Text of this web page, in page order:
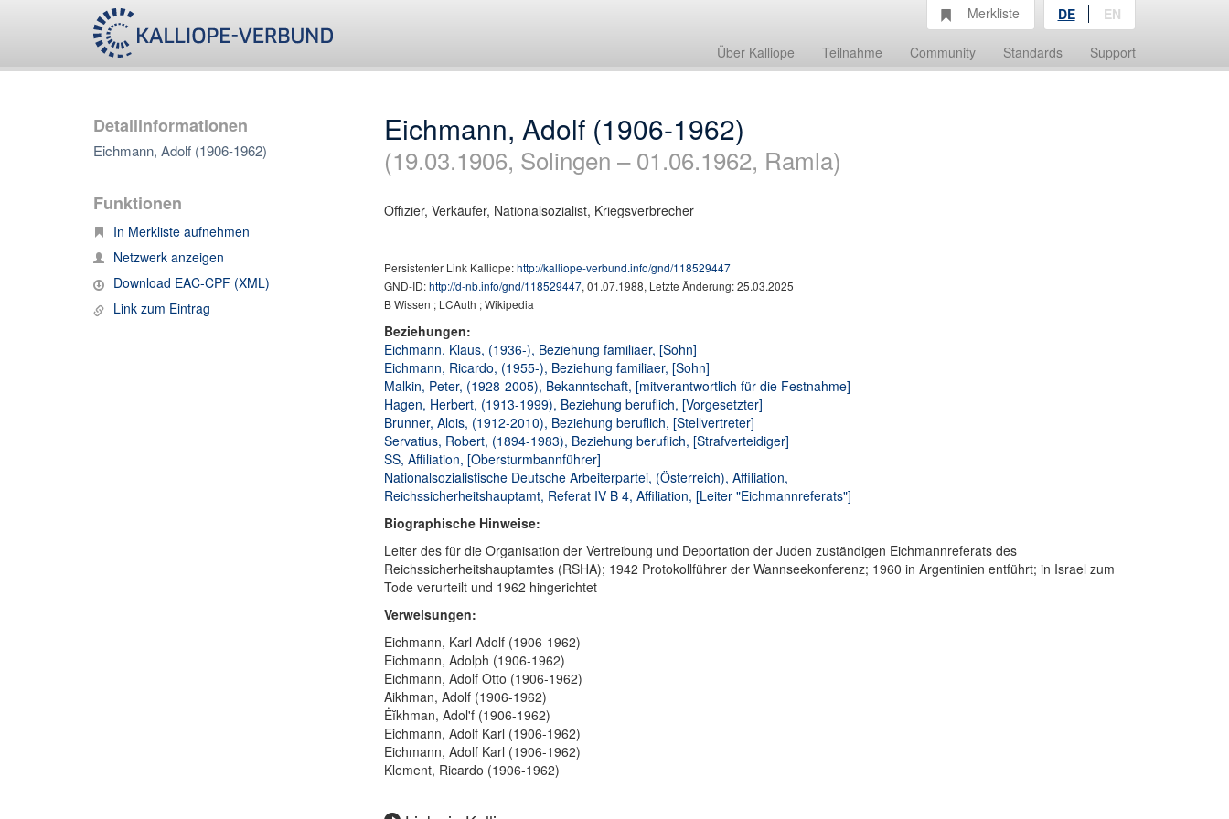
Über Kalliope Teilnahme Community Standards Support
Merkliste DE EN
Detailinformationen
Eichmann, Adolf (1906-1962)
Funktionen
In Merkliste aufnehmen
Netzwerk anzeigen
Download EAC-CPF (XML)
Link zum Eintrag
Eichmann, Adolf (1906-1962)
(19.03.1906, Solingen – 01.06.1962, Ramla)
Offizier, Verkäufer, Nationalsozialist, Kriegsverbrecher
Persistenter Link Kalliope:http://kalliope-verbund.info/gnd/118529447
GND-ID:http://d-nb.info/gnd/118529447, 01.07.1988, Letzte Änderung: 25.03.2025
B Wissen ; LCAuth ; Wikipedia
Beziehungen:
Eichmann, Klaus, (1936-), Beziehung familiaer, [Sohn]
Eichmann, Ricardo, (1955-), Beziehung familiaer, [Sohn]
Malkin, Peter, (1928-2005), Bekanntschaft, [mitverantwortlich für die Festnahme]
Hagen, Herbert, (1913-1999), Beziehung beruflich, [Vorgesetzter]
Brunner, Alois, (1912-2010), Beziehung beruflich, [Stellvertreter]
Servatius, Robert, (1894-1983), Beziehung beruflich, [Strafverteidiger]
SS, Affiliation, [Obersturmbannführer]
Nationalsozialistische Deutsche Arbeiterpartei, (Österreich), Affiliation,
Reichssicherheitshauptamt, Referat IV B 4, Affiliation, [Leiter "Eichmannreferats"]
Biographische Hinweise:
Leiter des für die Organisation der Vertreibung und Deportation der Juden zuständigen Eichmannreferats des
Reichssicherheitshauptamtes (RSHA); 1942 Protokollführer der Wannseekonferenz; 1960 in Argentinien entführt; in Israel zum
Tode verurteilt und 1962 hingerichtet
Verweisungen:
Eichmann, Karl Adolf (1906-1962)
Eichmann, Adolph (1906-1962)
Eichmann, Adolf Otto (1906-1962)
Aikhman, Adolf (1906-1962)
Ėĭkhman, Adol'f (1906-1962)
Eichmann, Adolf Karl (1906-1962)
Eichmann, Adolf Karl (1906-1962)
Klement, Ricardo (1906-1962)